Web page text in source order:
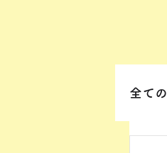
全て